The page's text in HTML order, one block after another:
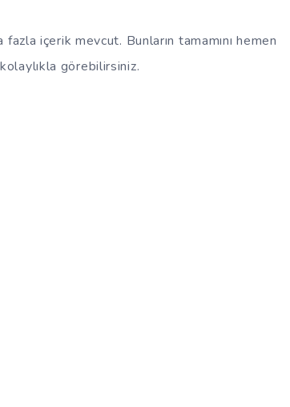
içerik mevcut. Bunların tamamını hemen
görebilirsiniz.